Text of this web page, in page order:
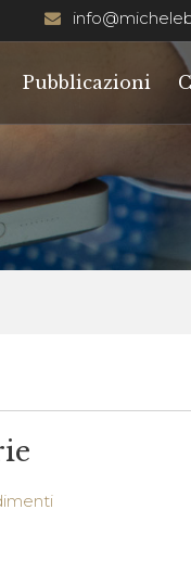
Pubblicazioni